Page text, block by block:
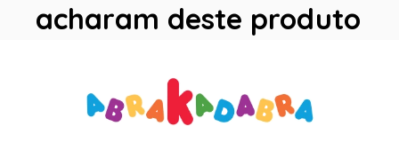
acharam deste produto
Avaliações
Este produto ainda não tem avaliações